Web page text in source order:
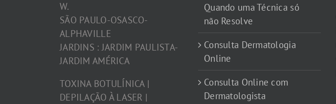
W.
SÃO PAULO-OSASCO-
ALPHAVILLE
JARDINS : JARDIM PAULISTA-
JARDIM AMÉRICA
TOXINA BOTULÍNICA |
DEPILAÇÃO À LASER |
Quando uma Técnica só
não Resolve
Consulta Dermatologia
Online
Consulta Online com
Dermatologista